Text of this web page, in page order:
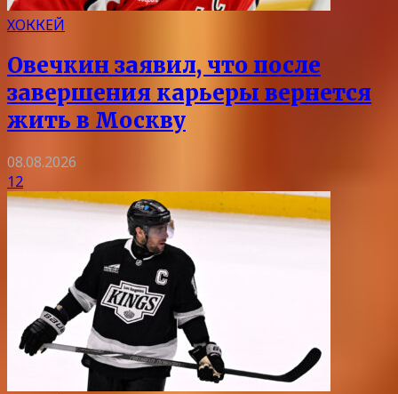
ХОККЕЙ
Овечкин заявил, что после
завершения карьеры вернется
жить в Москву
08.08.2026
12